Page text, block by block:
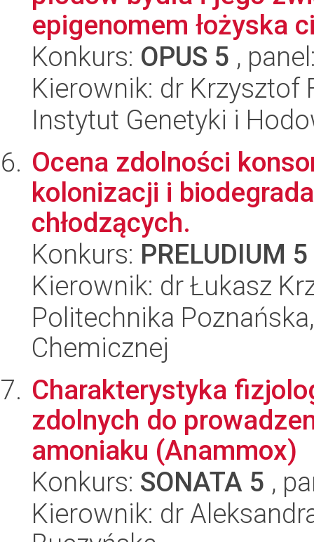
epigenomem łożyska
Konkurs: OPUS 5 ,
Kierownik: dr Krzysztof
Instytut Genetyki i
Ocena zdolności
kolonizacji i
chłodzących.
Konkurs: PRELUDIUM 5
Kierownik: dr Łukasz
Politechnika
Chemicznej
Charakterystyka
zdolnych do
amoniaku (Anammox)
Konkurs: SONATA 5 ,
Kierownik: dr